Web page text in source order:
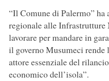
“Il Comune di Palermo” ha
regionale alle Infrastrutture
lavorare per mandare in
il governo Musumeci rende
attore essenziale del
economico dell’isola”.